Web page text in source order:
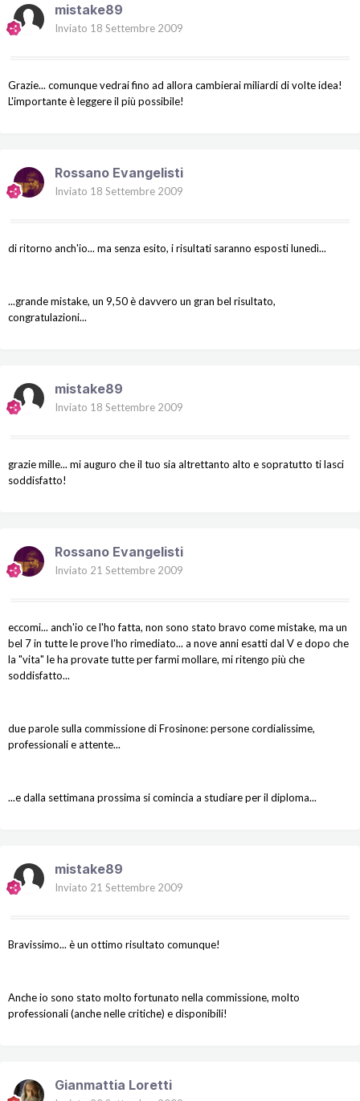
mistake89
Inviato 18 Settembre 2009
Grazie... comunque vedrai fino ad allora cambierai miliardi di volte idea!
L'importante è leggere il più possibile!
Rossano Evangelisti
Inviato 18 Settembre 2009
di ritorno anch'io... ma senza esito, i risultati saranno esposti lunedì...
...grande mistake, un 9,50 è davvero un gran bel risultato,
congratulazioni...
mistake89
Inviato 18 Settembre 2009
grazie mille... mi auguro che il tuo sia altrettanto alto e sopratutto ti lasci
soddisfatto!
Rossano Evangelisti
Inviato 21 Settembre 2009
eccomi... anch'io ce l'ho fatta, non sono stato bravo come mistake, ma un
bel 7 in tutte le prove l'ho rimediato... a nove anni esatti dal V e dopo che
la "vita" le ha provate tutte per farmi mollare, mi ritengo più che
soddisfatto...
due parole sulla commissione di Frosinone: persone cordialissime,
professionali e attente...
...e dalla settimana prossima si comincia a studiare per il diploma...
mistake89
Inviato 21 Settembre 2009
Bravissimo... è un ottimo risultato comunque!
Anche io sono stato molto fortunato nella commissione, molto
professionali (anche nelle critiche) e disponibili!
Gianmattia Loretti